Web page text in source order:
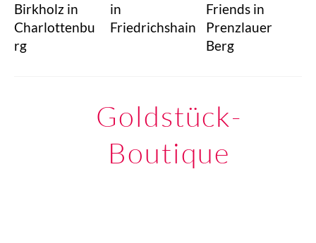
Birkholz in
Charlottenbu
rg
in
Friedrichshain
Friends in
Prenzlauer
Berg
Goldstück-
Boutique